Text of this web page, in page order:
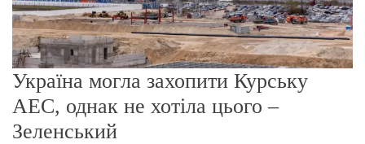
Україна могла захопити Курську
АЕС, однак не хотіла цього –
Зеленський